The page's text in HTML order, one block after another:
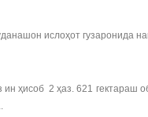
ислоҳот гузаронида
ин ҳисоб 2 ҳаз. 621 гектараш